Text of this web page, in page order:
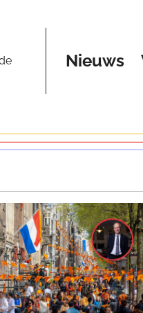
Nieuws